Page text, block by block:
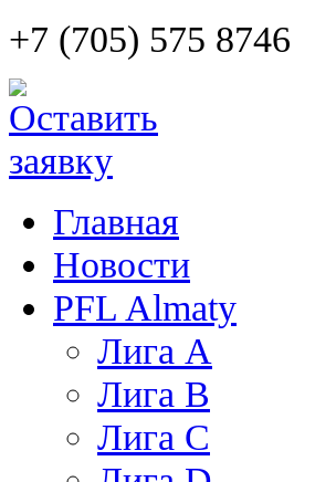
+7 (705) 575 8746
Главная
Новости
PFL Almaty
Лига A
Лига В
Лига С